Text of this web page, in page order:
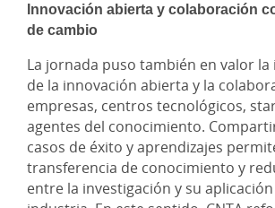
Innovación abierta y colaboración
de cambio
La jornada puso también en valor
de la innovación abierta y la
empresas, centros tecnológicos,
agentes del conocimiento.
casos de éxito y aprendizajes
transferencia de conocimiento y
entre la investigación y su